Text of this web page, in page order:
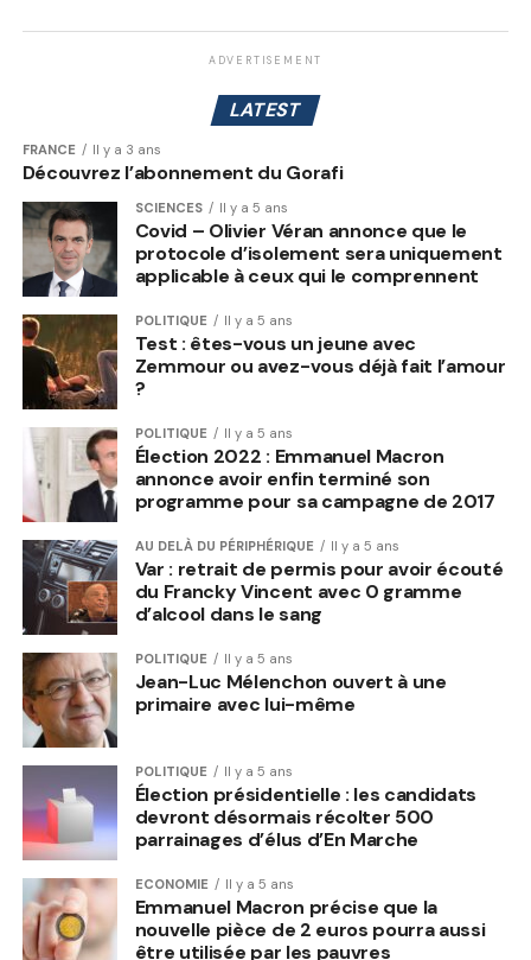
ADVERTISEMENT
LATEST
FRANCE Il y a 3 ans
Découvrez l’abonnement du Gorafi
SCIENCES Il y a 5 ans
Covid – Olivier Véran annonce que le
protocole d’isolement sera uniquement
applicable à ceux qui le comprennent
POLITIQUE Il y a 5 ans
Test : êtes-vous un jeune avec
Zemmour ou avez-vous déjà fait l’amour
?
POLITIQUE Il y a 5 ans
Élection 2022 : Emmanuel Macron
annonce avoir enfin terminé son
programme pour sa campagne de 2017
AU DELÀ DU PÉRIPHÉRIQUE Il y a 5 ans
Var : retrait de permis pour avoir écouté
du Francky Vincent avec 0 gramme
d’alcool dans le sang
POLITIQUE Il y a 5 ans
Jean-Luc Mélenchon ouvert à une
primaire avec lui-même
POLITIQUE Il y a 5 ans
Élection présidentielle : les candidats
devront désormais récolter 500
parrainages d’élus d’En Marche
ECONOMIE Il y a 5 ans
Emmanuel Macron précise que la
nouvelle pièce de 2 euros pourra aussi
être utilisée par les pauvres